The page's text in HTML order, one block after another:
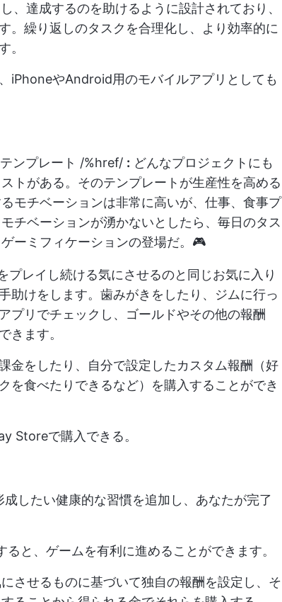
、達成するのを助けるように設計されており、
。繰り返しのタスクを合理化し、より効率的に
。
iPhoneやAndroid用のモバイルアプリとしても
ンプレート /%href/ : どんなプロジェクトにも
トがある。そのテンプレートが生産性を高める
モチベーションは非常に高いが、仕事、食事プ
チベーションが湧かないとしたら、毎日のタス
ーミフィケーションの登場だ。🎮
レイし続ける気にさせるのと同じお気に入り
助けをします。歯みがきをしたり、ジムに行っ
プリでチェックし、ゴールドやその他の報酬
きます。
金をしたり、自分で設定したカスタム報酬（好
を食べたりできるなど）を購入することができ
Storeで購入できる。
したい健康的な習慣を追加し、あなたが完了
と、ゲームを有利に進めることができます。
させるものに基づいて独自の報酬を設定し、そ